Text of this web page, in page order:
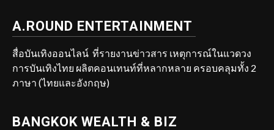
A.ROUND ENTERTAINMENT
สื่อบันเทิงออนไลน์ ที่รายงานข่าวสาร เหตุการณ์ในแวดวง
การบันเทิงไทย ผลิตคอนเทนท์ที่หลากหลาย ครอบคลุมทั้ง 2
ภาษา (ไทยและอังกฤษ)
BANGKOK WEALTH & BIZ